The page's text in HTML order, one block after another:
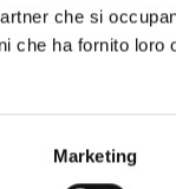
che si
che ha fornito loro
Marketing